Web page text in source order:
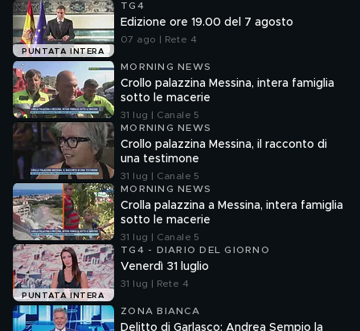
PUNTATA INTERA
TG4
Edizione ore 19.00 del 7 agosto
07 ago | Rete 4
MORNING NEWS
Crollo palazzina Messina, intera famiglia
sotto le macerie
31 lug | Canale 5
MORNING NEWS
Crollo palazzina Messina, il racconto di
una testimone
31 lug | Canale 5
MORNING NEWS
Crolla palazzina a Messina, intera famiglia
sotto le macerie
31 lug | Canale 5
PUNTATA INTERA
TG4 - DIARIO DEL GIORNO
Venerdì 31 luglio
31 lug | Rete 4
ZONA BIANCA
Delitto di Garlasco: Andrea Sempio la